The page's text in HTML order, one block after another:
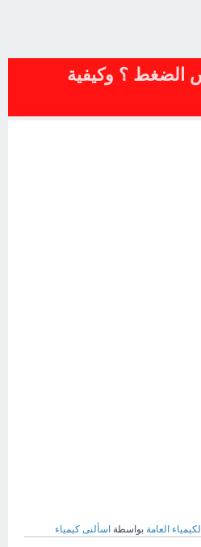
الضغط ؟ وكيفية
الكيمياء العامة بواسطة اسألنى كيمياء